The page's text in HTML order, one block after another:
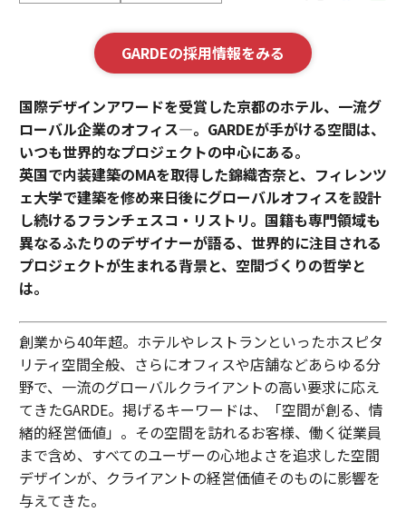
GARDEの採用情報をみる
国際デザインアワードを受賞した京都のホテル、一流グ
ローバル企業のオフィス—。GARDEが手がける空間は、
いつも世界的なプロジェクトの中心にある。
英国で内装建築のMAを取得した錦織杏奈と、フィレンツ
ェ大学で建築を修め来日後にグローバルオフィスを設計
し続けるフランチェスコ・リストリ。国籍も専門領域も
異なるふたりのデザイナーが語る、世界的に注目される
プロジェクトが生まれる背景と、空間づくりの哲学と
は。
創業から40年超。ホテルやレストランといったホスピタ
リティ空間全般、さらにオフィスや店舗などあらゆる分
野で、一流のグローバルクライアントの高い要求に応え
てきたGARDE。掲げるキーワードは、「空間が創る、情
緒的経営価値」。その空間を訪れるお客様、働く従業員
まで含め、すべてのユーザーの心地よさを追求した空間
デザインが、クライアントの経営価値そのものに影響を
与えてきた。